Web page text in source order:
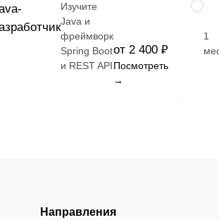
Изучите
Java и
фреймворк
Spring Boot
и REST API
от 2 400 ₽
Посмотреть
→
1
Направления